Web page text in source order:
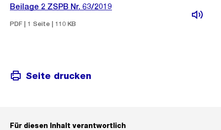
Beilage 2 ZSPB Nr. 63/2019
PDF | 1 Seite | 110 KB
Seite drucken
Für diesen Inhalt verantwortlich